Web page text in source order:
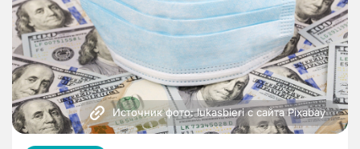
Источник фото: lukasbieri с сайта Pixabay